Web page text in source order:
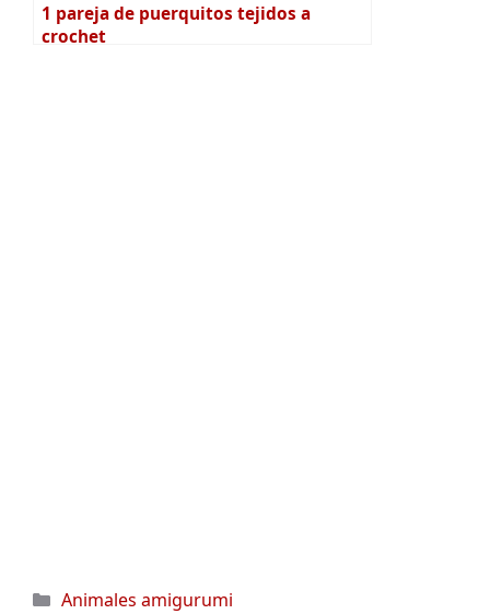
1 pareja de puerquitos tejidos a
crochet
Categorías
Animales amigurumi